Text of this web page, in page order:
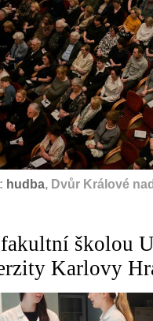
hudba, Dvůr Králové
fakultní školou
Karlovy